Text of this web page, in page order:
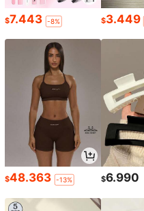
$7.443 -8% $3.449
$48.363 -13% $6.990